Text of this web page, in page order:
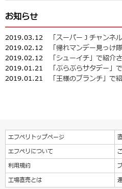
お知らせ
2019.03.12
「スーパーＪチャンネ
2019.02.12
「帰れマンデー見っけ
2019.02.12
「シューイチ」で紹介
2019.01.21
「ぶらぶらサタデー」
2019.01.21
「王様のブランチ」で
エフペリトップページ
エフペリについて
利用規約
工場直売とは